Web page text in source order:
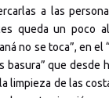
a las
queda un poco
no se toca”, en el
basura” que desde
limpieza de las